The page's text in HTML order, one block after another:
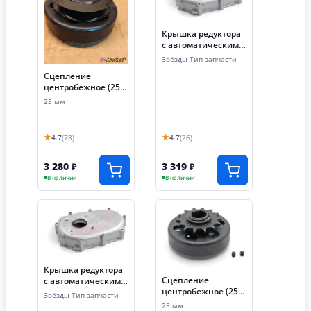
Сцепление
центробежное (25
мм, профиль ремня
25 мм
★4.7(78)
3 280 ₽
В наличии
Крышка редуктора
с автоматическим
сцеплением 173FR-
190FR (крышка
Звёзды Тип запчасти
★4.7(26)
3 319 ₽
В наличии
Крышка редуктора
с автоматическим
сцеплением
168FR,168F-2R,170FR
Звёзды Тип запчасти
Сцепление
центробежное (25
мм, звезда 520-14T)
25 мм